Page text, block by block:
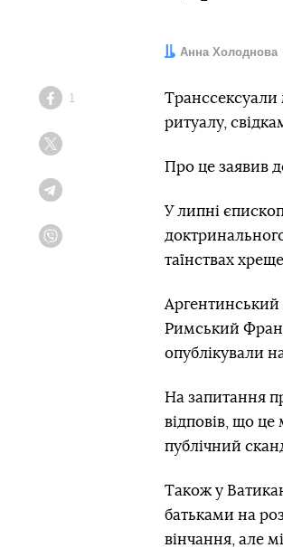
Автор:
Анна Холоднова
Facebook
1
ритуалу,
Про це заявив
У липні
таїнствах
Аргентинський
Римський
опублікували
На запитання
відповів, що
публічний
Також у
батьками на
вінчання, але